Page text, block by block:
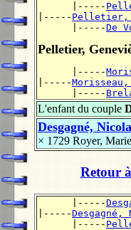
      |-----
|----- Pelletier,
      |-----
De
Pelletier,
      |-----
|-----
      |-----
L'enfant du couple
Desgagné,
× 1729 Royer,
Retour
      |-----
|-----Desgagné,
      |-----